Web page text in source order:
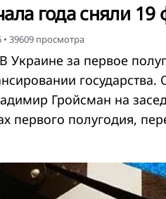
года сняли
• 39609 просмотра
В Украине за первое
государства.
Гройсман на
первого полугодия,